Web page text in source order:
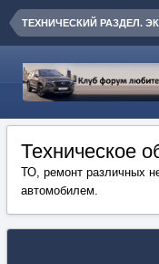
Техническое
ТО, ремонт различных
автомобилем.